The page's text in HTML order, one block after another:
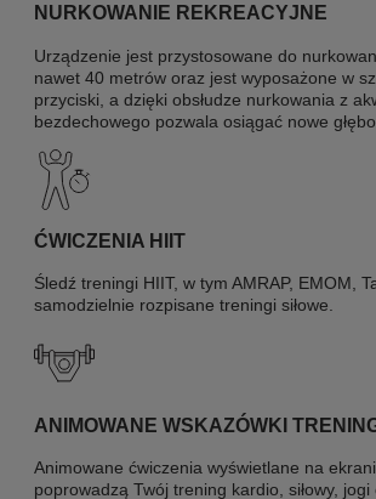
NURKOWANIE REKREACYJNE
Urządzenie jest przystosowane do
nawet 40 metrów oraz jest wyposażone w
przyciski, a dzięki obsłudze nurkowania z
bezdechowego pozwala osiągać nowe
ĆWICZENIA HIIT
Śledź treningi HIIT, w tym AMRAP, EMOM,
samodzielnie rozpisane treningi siłowe.
ANIMOWANE WSKAZÓWKI
Animowane ćwiczenia wyświetlane na
poprowadzą Twój trening kardio, siłowy, jogi